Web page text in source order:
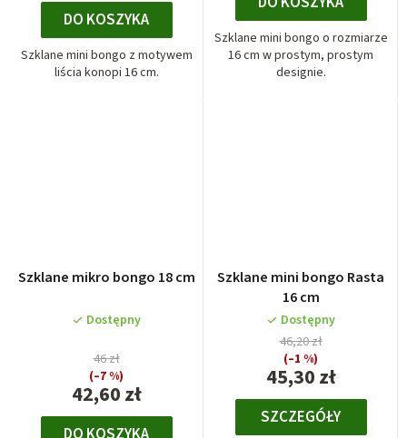
DO KOSZYKA
Szklane mini bongo z motywem
liścia konopi 16 cm.
Szklane mini bongo o rozmiarze
16 cm w prostym, prostym
designie.
Szklane mikro bongo 18 cm
Dostępny
42,60 zł
46 zł
(–7 %)
Szklane mini bongo Rasta
16 cm
Dostępny
45,30 zł
46,20 zł
(–1 %)
SZCZEGÓŁY